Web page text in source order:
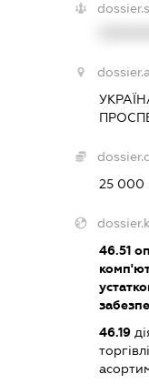
25 000
46.51
46.19